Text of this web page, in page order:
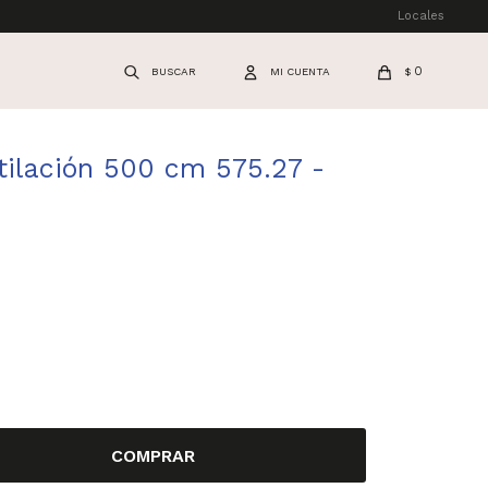
$ 0
Locales
500 cm 575.27 -
COMPRAR